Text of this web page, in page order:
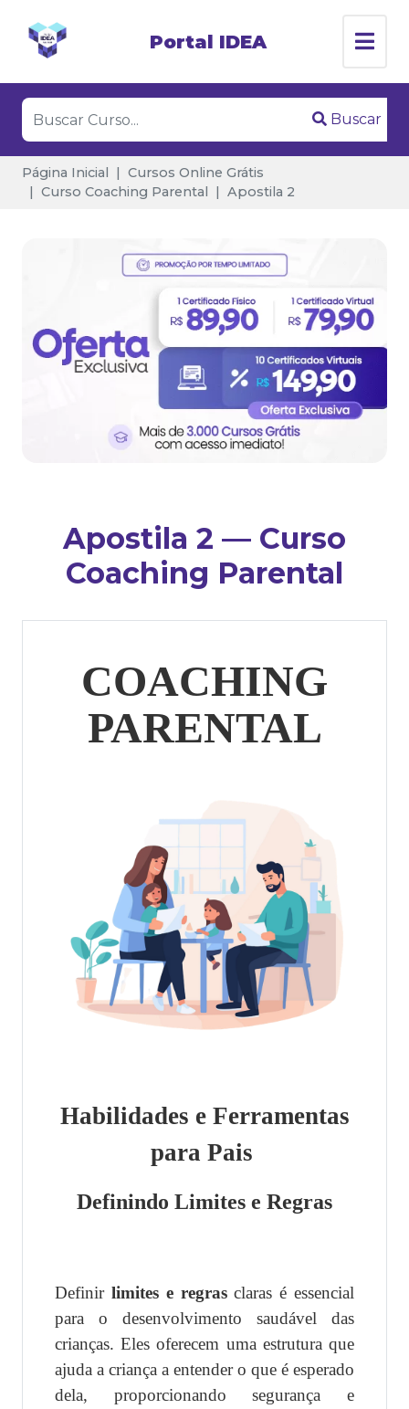
Portal IDEA
Buscar
Página Inicial
Cursos Online Grátis
Curso Coaching Parental
Apostila 2
Apostila 2 — Curso
Coaching Parental
COACHING
PARENTAL
Habilidades e Ferramentas
para Pais
Definindo Limites e Regras
Definir limites e regrasclaras é essencial
para o desenvolvimento saudável das
crianças. Eles oferecem uma estrutura que
ajuda a criança a entender o que é esperado
dela, proporcionando segurança e